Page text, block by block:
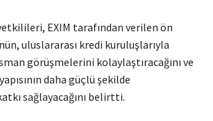
EXIM tarafından verilen ön
uluslararası kredi kuruluşlarıyla
görüşmelerini kolaylaştıracağını ve
daha güçlü şekilde
sağlayacağını belirtti.